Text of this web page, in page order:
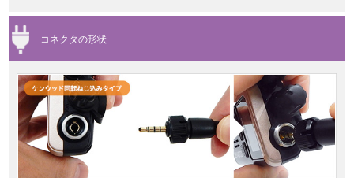
コネクタの形状